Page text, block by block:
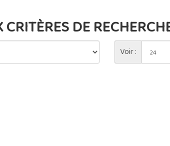
DE
Voir :